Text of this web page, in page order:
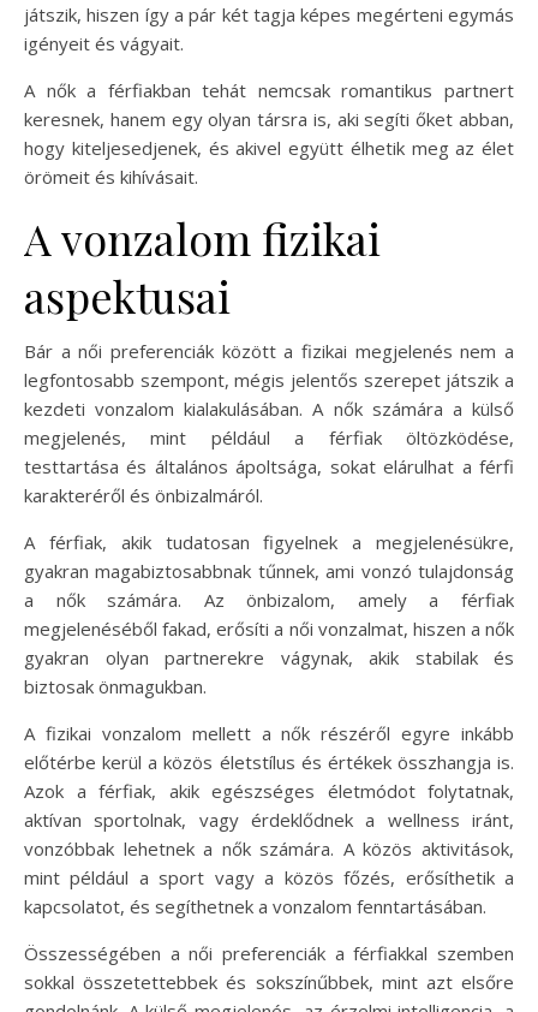
játszik, hiszen így a pár két tagja képes megérteni egymás
igényeit és vágyait.
A nők a férfiakban tehát nemcsak romantikus partnert
keresnek, hanem egy olyan társra is, aki segíti őket abban,
hogy kiteljesedjenek, és akivel együtt élhetik meg az élet
örömeit és kihívásait.
A vonzalom fizikai
aspektusai
Bár a női preferenciák között a fizikai megjelenés nem a
legfontosabb szempont, mégis jelentős szerepet játszik a
kezdeti vonzalom kialakulásában. A nők számára a külső
megjelenés, mint például a férfiak öltözködése,
testtartása és általános ápoltsága, sokat elárulhat a férfi
karakteréről és önbizalmáról.
A férfiak, akik tudatosan figyelnek a megjelenésükre,
gyakran magabiztosabbnak tűnnek, ami vonzó tulajdonság
a nők számára. Az önbizalom, amely a férfiak
megjelenéséből fakad, erősíti a női vonzalmat, hiszen a nők
gyakran olyan partnerekre vágynak, akik stabilak és
biztosak önmagukban.
A fizikai vonzalom mellett a nők részéről egyre inkább
előtérbe kerül a közös életstílus és értékek összhangja is.
Azok a férfiak, akik egészséges életmódot folytatnak,
aktívan sportolnak, vagy érdeklődnek a wellness iránt,
vonzóbbak lehetnek a nők számára. A közös aktivitások,
mint például a sport vagy a közös főzés, erősíthetik a
kapcsolatot, és segíthetnek a vonzalom fenntartásában.
Összességében a női preferenciák a férfiakkal szemben
sokkal összetettebbek és sokszínűbbek, mint azt elsőre